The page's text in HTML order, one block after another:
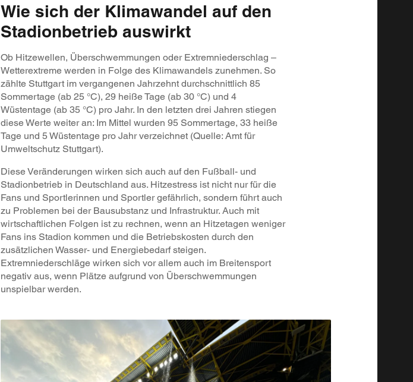
Wie sich der Klimawandel auf den
Stadionbetrieb auswirkt
Ob Hitzewellen, Überschwemmungen oder Extremniederschlag –
Wetterextreme werden in Folge des Klimawandels zunehmen. So
zählte Stuttgart im vergangenen Jahrzehnt durchschnittlich 85
Sommertage (ab 25 °C), 29 heiße Tage (ab 30 °C) und 4
Wüstentage (ab 35 °C) pro Jahr. In den letzten drei Jahren stiegen
diese Werte weiter an: Im Mittel wurden 95 Sommertage, 33 heiße
Tage und 5 Wüstentage pro Jahr verzeichnet (Quelle: Amt für
Umweltschutz Stuttgart).
Diese Veränderungen wirken sich auch auf den Fußball- und
Stadionbetrieb in Deutschland aus. Hitzestress ist nicht nur für die
Fans und Sportlerinnen und Sportler gefährlich, sondern führt auch
zu Problemen bei der Bausubstanz und Infrastruktur. Auch mit
wirtschaftlichen Folgen ist zu rechnen, wenn an Hitzetagen weniger
Fans ins Stadion kommen und die Betriebskosten durch den
zusätzlichen Wasser- und Energiebedarf steigen.
Extremniederschläge wirken sich vor allem auch im Breitensport
negativ aus, wenn Plätze aufgrund von Überschwemmungen
unspielbar werden.